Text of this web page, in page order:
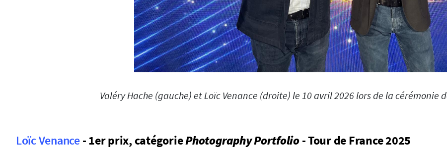
Valéry Hache (gauche) et Loïc Venance (droite) le 10 avril 2026 lors de la cérémonie
Loïc Venance- 1er prix, catégoriePhotography Portfolio- Tour de France 2025